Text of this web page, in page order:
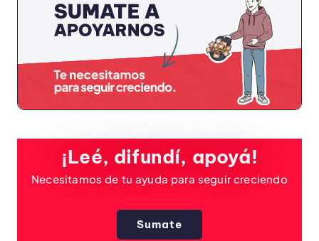
¡Leé, difundí, apoyá!
Necesitamos de tu ayuda para seguir creciendo
Sumate